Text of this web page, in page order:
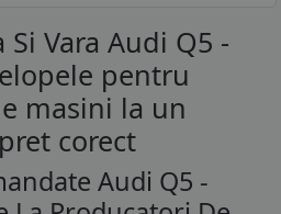
Vara Audi Q5 -
pentru
masini la un
corect
Audi Q5 -